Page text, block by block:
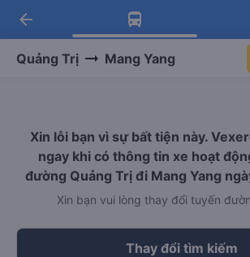
Tải app Vexere ngay!
Nhận ưu đãi thành viên độc
Tải app Vexere
-30k/ghế khi đặt vé máy bay
arrow_back
Quảng Trị Mang Yang
Xin lỗi bạn vì sự bất tiện này.
ngay khi có thông tin xe hoạt
đường Quảng Trị đi Mang Yang
Xin bạn vui lòng thay đổi tuyến
Thay đổi tìm kiếm